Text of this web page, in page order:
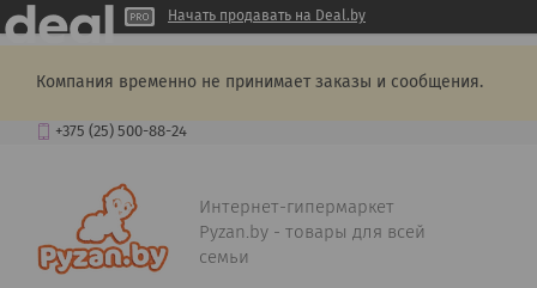
Начать продавать на Deal.by
Компания временно не принимает заказы и сообщения.
+375 (25) 500-88-24
Интернет-гипермаркет
Pyzan.by - товары для всей
семьи